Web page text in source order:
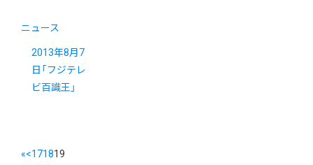
ニュース
2013年8月7
日「フジテレ
ビ百識王」
«<171819